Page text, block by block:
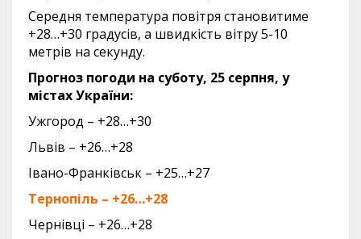
Середня температура повітря становитиме
+28…+30 градусів, а швидкість вітру 5-10
метрів на секунду.
Прогноз погоди на суботу, 25 серпня, у
містах України:
Ужгород – +28…+30
Львів – +26…+28
Івано-Франківськ – +25…+27
Тернопіль – +26…+28
Чернівці – +26…+28